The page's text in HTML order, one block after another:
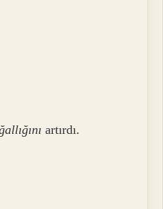
artırdı.